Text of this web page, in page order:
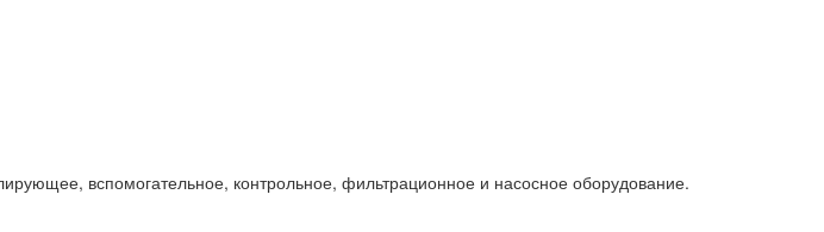
вспомогательное, контрольное, фильтрационное и насосное оборудование.